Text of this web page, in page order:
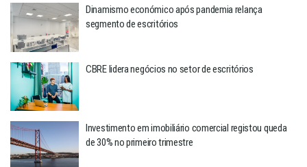
Dinamismo económico após pandemia relança
segmento de escritórios
CBRE lidera negócios no setor de escritórios
Investimento em imobiliário comercial registou queda
de 30% no primeiro trimestre